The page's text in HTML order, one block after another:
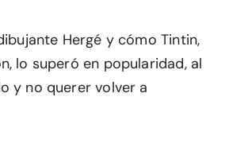
Hergé y cómo Tintin,
lo superó en popularidad, al
y no querer volver a